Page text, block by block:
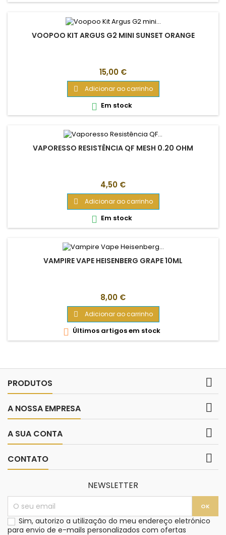
VOOPOO KIT ARGUS G2 MINI SUNSET ORANGE
Preço
15,00 €
 Adicionar ao carrinho
 Em stock
VAPORESSO RESISTÊNCIA QF MESH 0.20 OHM
Preço
4,50 €
 Adicionar ao carrinho
 Em stock
VAMPIRE VAPE HEISENBERG GRAPE 10ML
Preço
8,00 €
 Adicionar ao carrinho
 Últimos artigos em stock
PRODUTOS 
A NOSSA EMPRESA 
A SUA CONTA 
CONTATO 
NEWSLETTER
Sim, autorizo a utilização do meu endereço eletrónico
para envio de e-mails personalizados com ofertas